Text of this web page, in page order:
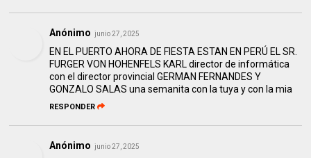
Anónimo junio 27, 2025
EN EL PUERTO AHORA DE FIESTA ESTAN EN PERÚ EL SR.
FURGER VON HOHENFELS KARL director de informática
con el director provincial GERMAN FERNANDES Y
GONZALO SALAS una semanita con la tuya y con la mia
RESPONDER
Anónimo junio 27, 2025